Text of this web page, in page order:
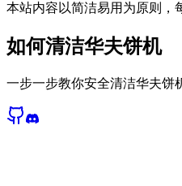
本站内容以简洁易用为原则，
如何清洁华夫饼机
一步一步教你安全清洁华夫饼